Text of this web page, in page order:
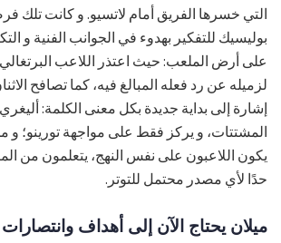
التي خسرها الفريق أمام لاتسيو. و كانت تلك
بوليسيك للتفكير بهدوء في الجوانب الفنية و
على أرض الملعب: حيث اعتذر اللاعب
لزميله عن رد فعله المبالغ فيه، كما تصافح
إشارة إلى بداية جديدة بكل معنى الكلمة:
المشتتات، و يركز فقط على مواجهة تورينو؛
يكون اللاعبون على نفس النهج، يتعلمون من
حدًا لأي مصدر محتمل للتوتر.
ميلان يحتاج الآن إلى أهداف